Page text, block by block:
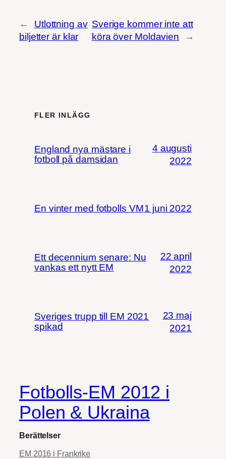
←
Utlottning av
biljetter är klar
Sverige kommer inte att
köra över Moldavien
→
FLER INLÄGG
England nya mästare i
fotboll på damsidan
4 augusti
2022
En vinter med fotbolls VM1 juni 2022
Ett decennium senare: Nu
vankas ett nytt EM
22 april
2022
Sveriges trupp till EM 2021
spikad
23 maj
2021
Fotbolls-EM 2012 i
Polen & Ukraina
Berättelser
EM 2016 i Frankrike